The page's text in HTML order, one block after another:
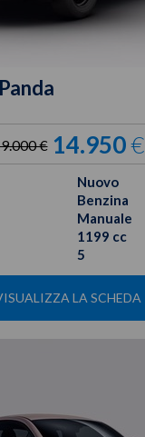
€ 14.950€
Nuovo
Benzina
Manuale
1199 cc
5
LA SCHEDA